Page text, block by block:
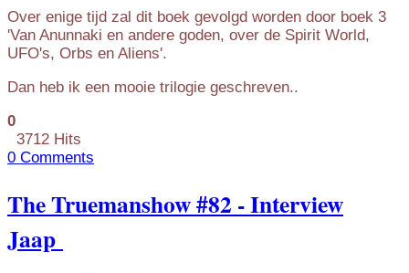
Over enige tijd zal dit boek gevolgd worden door boek 3
'Van Anunnaki en andere goden, over de Spirit World,
UFO's, Orbs en Aliens'.
Dan heb ik een mooie trilogie geschreven..
0
3712 Hits
0 Comments
The Truemanshow #82 - Interview
Jaap